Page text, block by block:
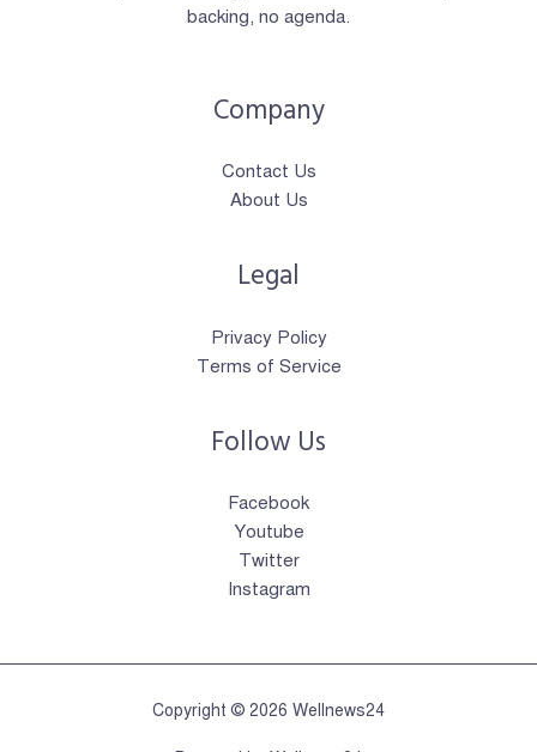
backing, no agenda.
Company
Contact Us
About Us
Legal
Privacy Policy
Terms of Service
Follow Us
Facebook
Youtube
Twitter
Instagram
Copyright © 2026 Wellnews24